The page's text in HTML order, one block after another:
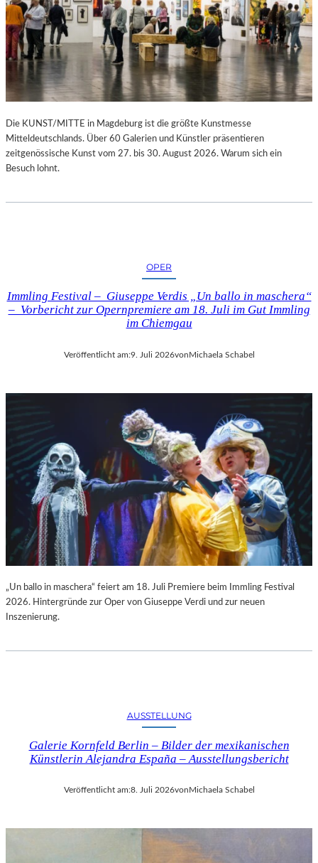
Die KUNST/MITTE in Magdeburg ist die größte Kunstmesse
Mitteldeutschlands. Über 60 Galerien und Künstler präsentieren
zeitgenössische Kunst vom 27. bis 30. August 2026. Warum sich ein
Besuch lohnt.
OPER
Immling Festival – Giuseppe Verdis „Un ballo in maschera“
– Vorbericht zur Opernpremiere am 18. Juli im Gut Immling
im Chiemgau
Veröffentlicht am:9. Juli 2026vonMichaela Schabel
„Un ballo in maschera“ feiert am 18. Juli Premiere beim Immling Festival
2026. Hintergründe zur Oper von Giuseppe Verdi und zur neuen
Inszenierung.
AUSSTELLUNG
Galerie Kornfeld Berlin – Bilder der mexikanischen
Künstlerin Alejandra España – Ausstellungsbericht
Veröffentlicht am:8. Juli 2026vonMichaela Schabel